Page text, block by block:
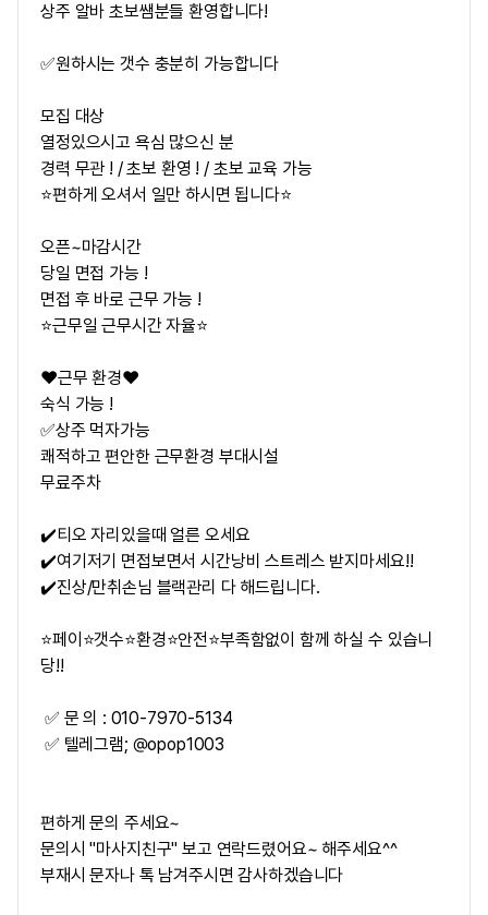
상주 알바 초보쌤분들 환영합니다!
✅원하시는 갯수 충분히 가능합니다
모집 대상
열정있으시고 욕심 많으신 분
경력 무관 ! / 초보 환영 ! / 초보 교육 가능
⭐편하게 오셔서 일만 하시면 됩니다⭐
오픈~마감시간
당일 면접 가능 !
면접 후 바로 근무 가능 !
⭐근무일 근무시간 자율⭐
❤️근무 환경❤️
숙식 가능 !
✅상주 먹자가능
쾌적하고 편안한 근무환경 부대시설
무료주차
✔️티오 자리있을때 얼른 오세요
✔️여기저기 면접보면서 시간낭비 스트레스 받지마세요!!
✔️진상/만취손님 블랙관리 다 해드립니다.
⭐페이⭐갯수⭐환경⭐안전⭐부족함없이 함께 하실 수 있습니
당!!
✅ 문 의 : 010-7970-5134
✅ 텔레그램; @opop1003
편하게 문의 주세요~
문의시 "마사지친구" 보고 연락드렸어요~ 해주세요^^
부재시 문자나 톡 남겨주시면 감사하겠습니다